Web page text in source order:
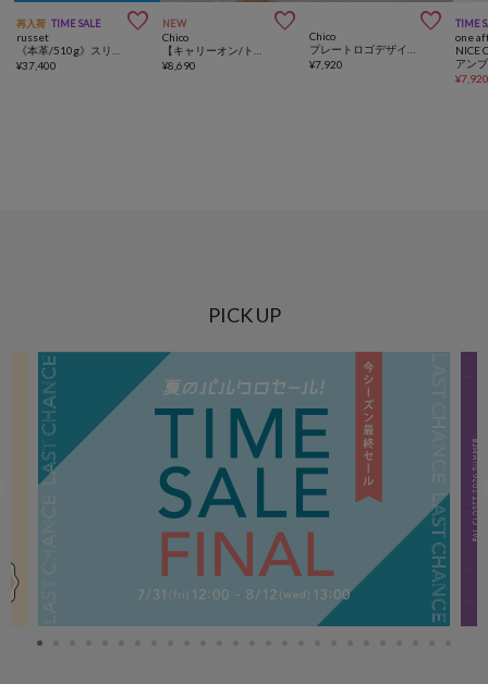
再入荷 TIME SALE 
russet
¥37,400
NEW 
Chico
¥8,690

Chico
¥7,920
TIME
one
NICE
¥
PICK UP